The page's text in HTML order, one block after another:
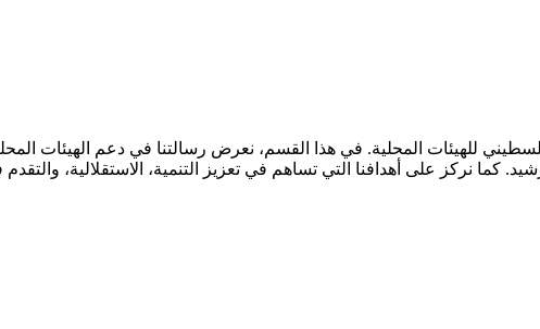
للهيئات المحلية. في هذا القسم، نعرض رسالتنا في دعم الهيئات
نركز على أهدافنا التي تساهم في تعزيز التنمية، الاستقلالية، والتقدم